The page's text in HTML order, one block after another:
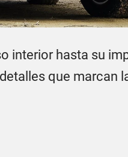
interior hasta su
que marcan